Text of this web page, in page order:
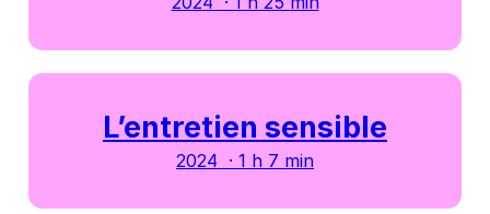
L’entretien sensible
2024 · 1 h 7 min